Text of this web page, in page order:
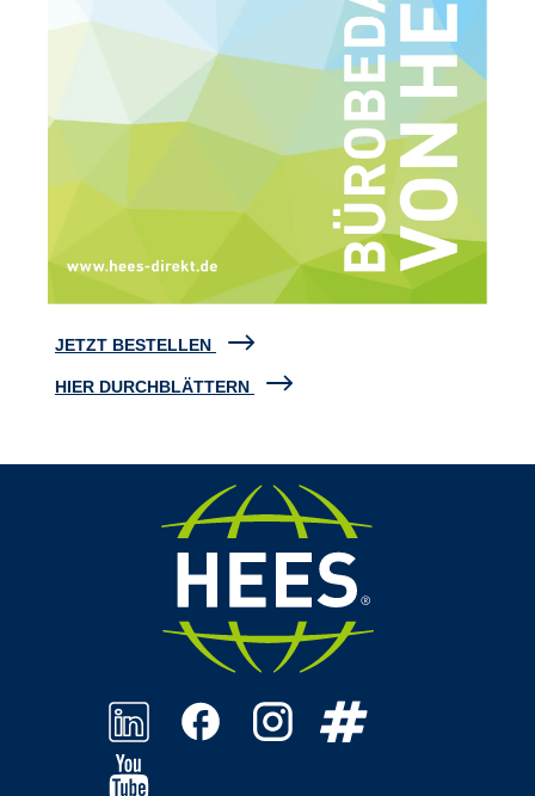
JETZT BESTELLEN
HIER DURCHBLÄTTERN